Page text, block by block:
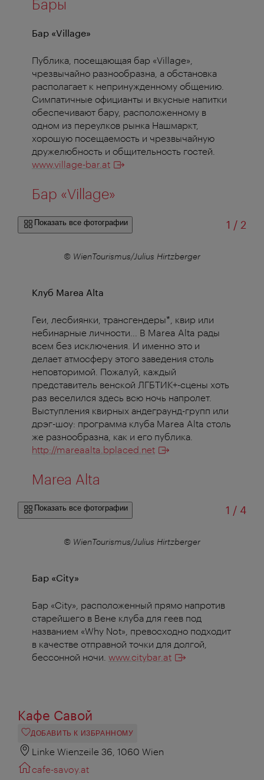
Бары
Бар «Village»
Публика, посещающая бар «Village»,
чрезвычайно разнообразна, а обстановка
располагает к непринужденному общению.
Симпатичные официанты и вкусные напитки
обеспечивают бару, расположенному в
одном из переулков рынка Нашмаркт,
хорошую посещаемость и чрезвычайную
дружелюбность и общительность гостей.
www.village-bar.at
Бар «Village»
Показать все фотографии 1 /из
2
© WienTourismus/Julius Hirtzberger
Клуб Marea Alta
Геи, лесбиянки, трансгендеры*, квир или
небинарные личности... В Marea Alta рады
всем без исключения. И именно это и
делает атмосферу этого заведения столь
неповторимой. Пожалуй, каждый
представитель венской ЛГБТИК+-сцены хоть
раз веселился здесь всю ночь напролет.
Выступления квирных андеграунд-групп или
дрэг-шоу: программа клуба Marea Alta столь
же разнообразна, как и его публика.
http://mareaalta.bplaced.net
Marea Alta
Показать все фотографии 1 /из
4
© WienTourismus/Julius Hirtzberger
Бар «City»
Бар «City», расположенный прямо напротив
старейшего в Вене клуба для геев под
названием «Why Not», превосходно подходит
в качестве отправной точки для долгой,
бессонной ночи. www.citybar.at
Кафе Савой
ДОБАВИТЬ К ИЗБРАННОМУ
Linke Wienzeile 36, 1060 Wien
cafe-savoy.at